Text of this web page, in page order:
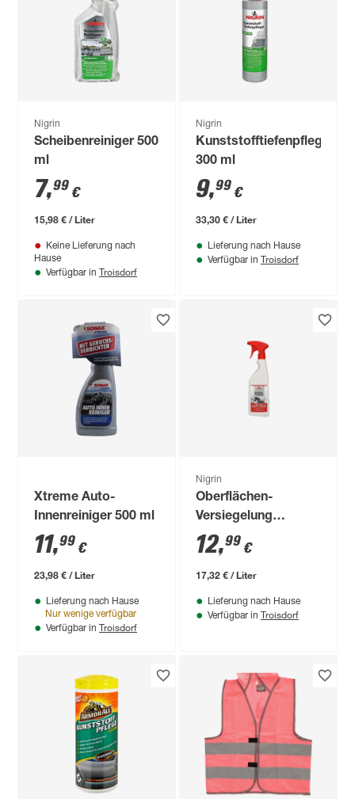
Nigrin
Scheibenreiniger 500
ml
7,99 €
15,98 € / Liter
Keine Lieferung nach
Hause
Verfügbar in Troisdorf
Nigrin
Kunststofftiefenpflege
300 ml
9,99 €
33,30 € / Liter
Lieferung nach Hause
Verfügbar in Troisdorf
Xtreme Auto-
Innenreiniger 500 ml
11,99 €
23,98 € / Liter
Lieferung nach Hause
Nur wenige verfügbar
Verfügbar in Troisdorf
Nigrin
Oberflächen-
Versiegelung
'Caravan' 750 ml
12,99 €
17,32 € / Liter
Lieferung nach Hause
Verfügbar in Troisdorf